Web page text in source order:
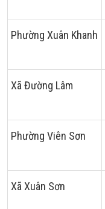
Phường Xuân Khanh
Xã Đường Lâm
Phường Viên Sơn
Xã Xuân Sơn